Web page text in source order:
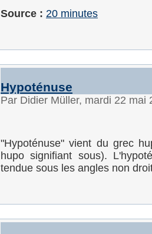
Source : 20 minutes
Hypoténuse
Par Didier Müller, mardi 22 mai
"Hypoténuse" vient du grec
hupo signifiant sous).
tendue sous les angles non